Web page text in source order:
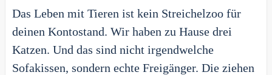
Das Leben mit Tieren ist kein Streichelzoo für
deinen Kontostand. Wir haben zu Hause drei
Katzen. Und das sind nicht irgendwelche
Sofakissen, sondern echte Freigänger. Die ziehen